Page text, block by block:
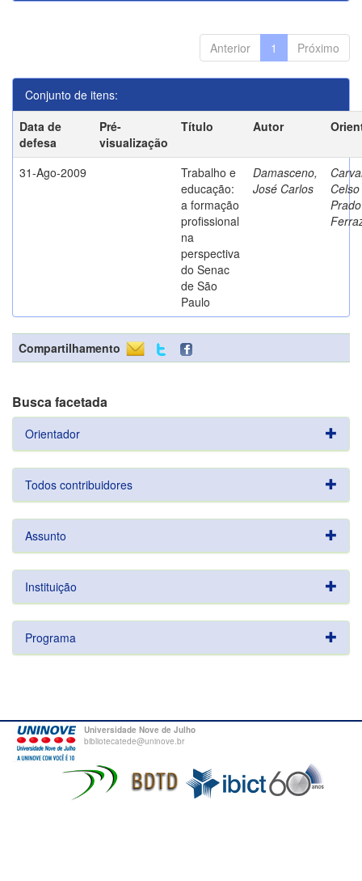
Anterior 1 Próximo
Conjunto de itens:
Data de
defesa
Pré-
visualização
Título Autor
31-Ago-2009
Trabalho e
educação:
a formação
profissional
na
perspectiva
do Senac
de São
Paulo
Damasceno,
José Carlos
Prado
Compartilhamento
Busca facetada
Orientador
Todos contribuidores
Assunto
Instituição
Programa
Universidade Nove de Julho
bibliotecatede@uninove.br